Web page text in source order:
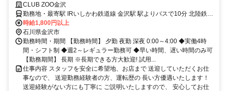
迎ドライバー
CLUB ZOO金沢
勤務地・最寄駅 IRいしかわ鉄道線 金沢駅 駅よりバスで10分 北陸鉄道
石川線 野町駅 徒歩13分
時給1,800円以上
石川県金沢市
勤務時間・期間 【勤務時間】 夕勤 夜勤 深夜 0:00～4:00 ◆実働4時
間・シフト制 ◆週2～レギュラー勤務可 ◆早い時間、遅い時間のみ可
【勤務期間】 長期 ※長期できる方大歓迎! 試用...
仕事内容 スタッフを安全に希望地、お店まで 送迎していただくお仕
事なので、 送迎勤務経験者の方、運転歴の 長い方優遇いたします！
送迎経験がない方にも丁寧に ご説明いたしますので、 安心してお仕